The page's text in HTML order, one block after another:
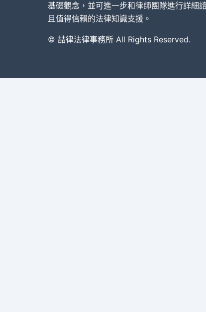
其他案件類型其他案件類型
基礎觀念，並可進一步和律師團隊進行詳細
且值得信賴的法律知識支援。
© 喆律法律事務所 All Rights Reserved.